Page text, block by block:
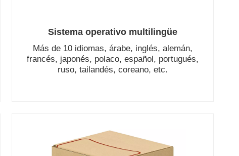
Sistema operativo multilingüe
Más de 10 idiomas, árabe, inglés, alemán,
francés, japonés, polaco, español, portugués,
ruso, tailandés, coreano, etc.